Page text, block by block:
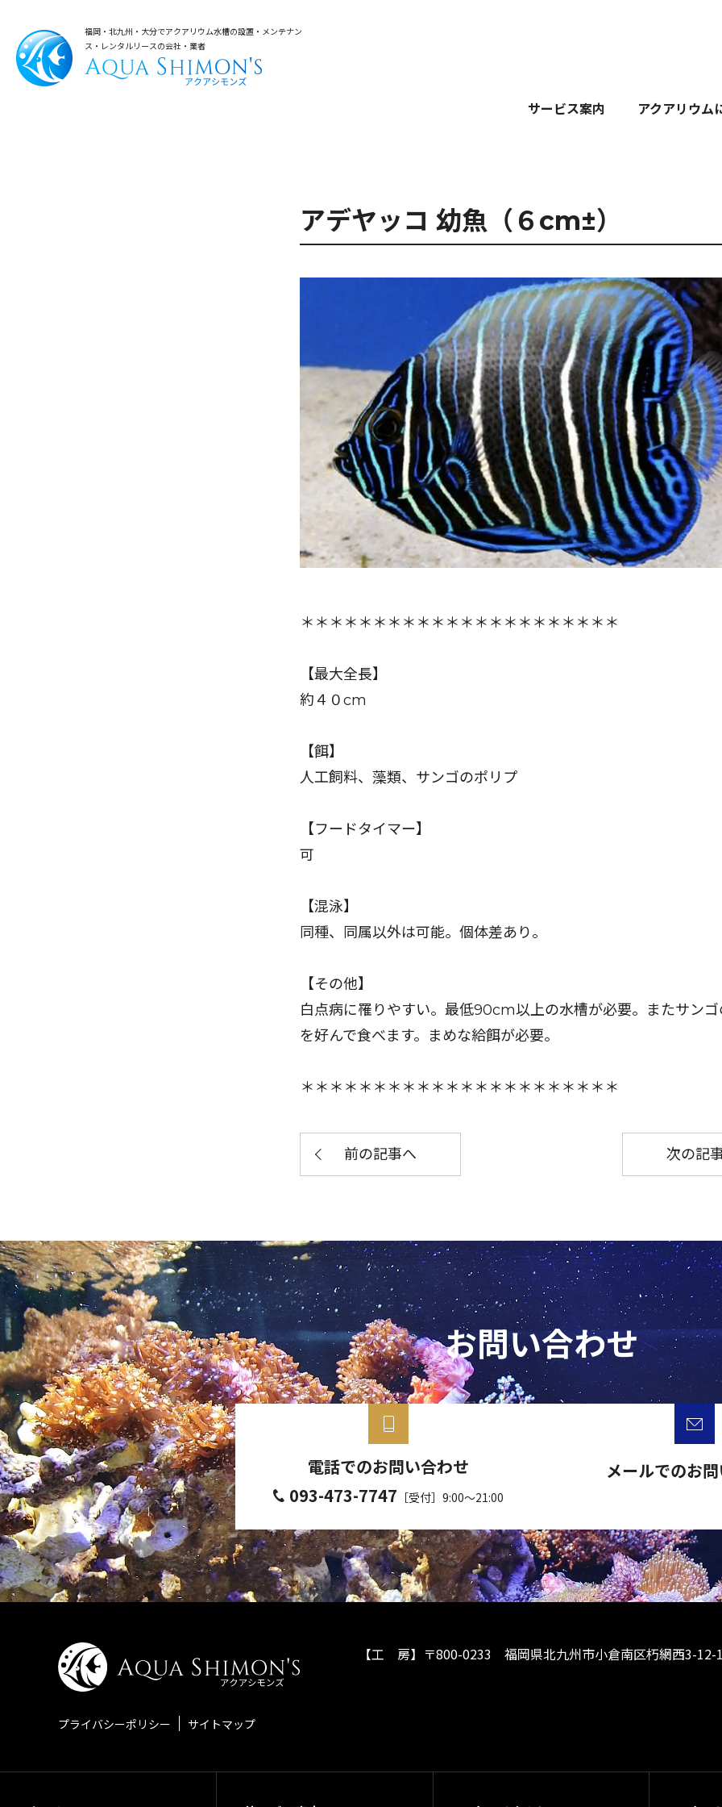
福岡・北九州・大分でアクアリウム水槽の設置・メンテナン
ス・レンタルリースの会社・業者
サービス案内 アクアリウム
アデヤッコ 幼魚（６cm±）
＊＊＊＊＊＊＊＊＊＊＊＊＊＊＊＊＊＊＊＊＊＊
【最大全長】
約４０cm
【餌】
人工飼料、藻類、サンゴのポリプ
【フードタイマー】
可
【混泳】
同種、同属以外は可能。個体差あり。
【その他】
白点病に罹りやすい。最低90cm以上の水槽が必要。またサン
を好んで食べます。まめな給餌が必要。
＊＊＊＊＊＊＊＊＊＊＊＊＊＊＊＊＊＊＊＊＊＊
前の記事へ 次の記
お問い合わせ
電話でのお問い合わせ
093-473-7747 ［受付］9:00～21:00
メールでのお
プライバシーポリシー サイトマップ
【工 房】 〒800-0233 福岡県北九州市小倉南区朽網西3-12-